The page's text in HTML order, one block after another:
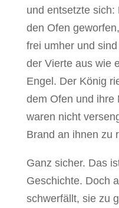
und entsetzte sich:
den Ofen
frei umher und
der Vierte aus wie
Engel. Der König
dem Ofen und ihre
waren nicht
Brand an ihnen zu
Ganz sicher. Das
Geschichte. Doch
schwerfällt, sie zu